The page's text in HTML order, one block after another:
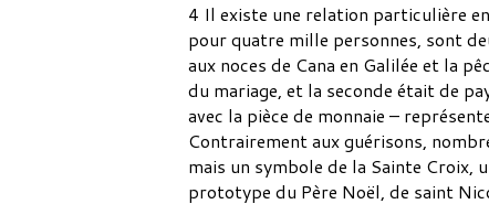
4 Il existe une relation particulière
pour quatre mille personnes, sont
aux noces de Cana en Galilée et la
du mariage, et la seconde était de
avec la pièce de monnaie –
Contrairement aux guérisons,
mais un symbole de la Sainte Croix,
prototype du Père Noël, de saint